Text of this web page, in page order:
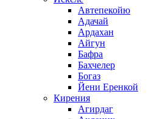
Автепекойю
Адачай
Ардахан
Айгун
Бафра
Бахчелер
Богаз
Йени Еренкой
Кирения
Агирдаг